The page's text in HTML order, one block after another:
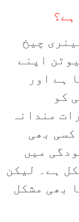
چیخ
اپنے
ہے اور
کو
مندانہ
بھی
میں
ہے۔ لیکن
بھی مشکل